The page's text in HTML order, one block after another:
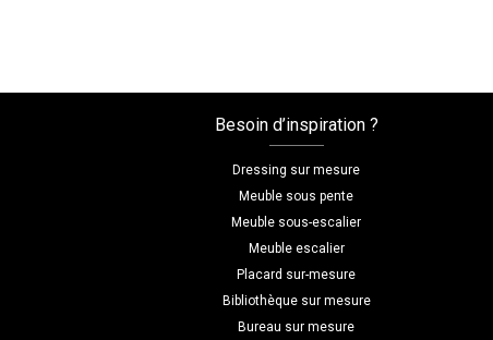
Besoin d’inspiration ?
Dressing sur mesure
Meuble sous pente
Meuble sous-escalier
Meuble escalier
Placard sur-mesure
Bibliothèque sur mesure
Bureau sur mesure